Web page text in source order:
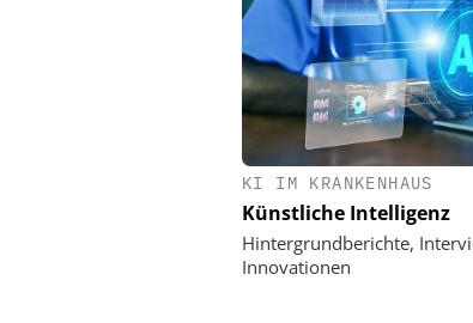
KI IM KRANKENHAUS
Künstliche Intelligenz
Hintergrundberichte,
Innovationen
EASY
Ordnung zur KI-